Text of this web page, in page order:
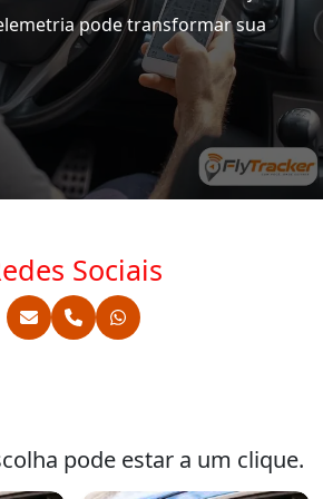
pode transformar sua
Sociais
pode estar a um clique.